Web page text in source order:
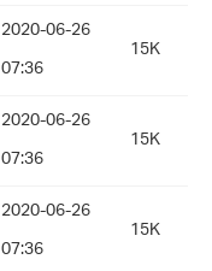
2020-06-26
07:36
15K
2020-06-26
07:36
15K
2020-06-26
07:36
15K